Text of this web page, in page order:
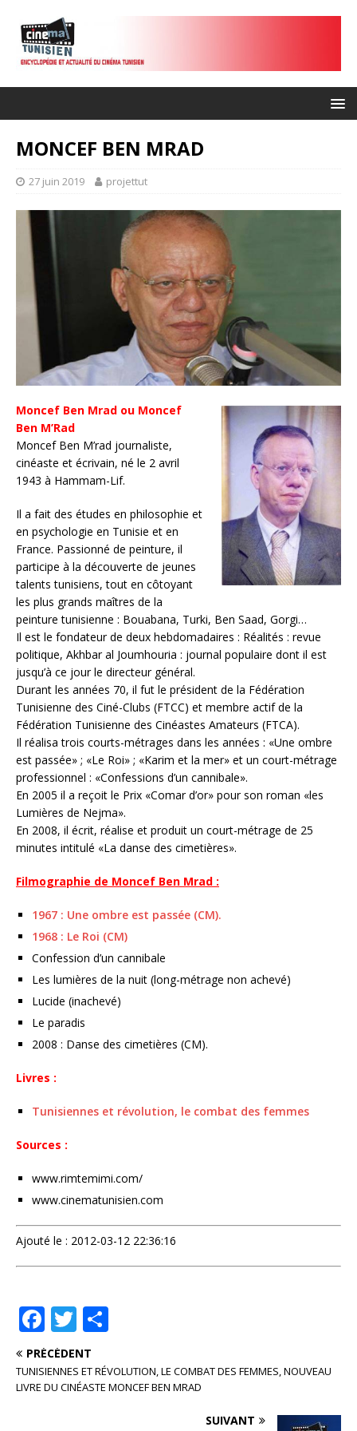
MONCEF BEN MRAD
27 juin 2019 projettut
Moncef Ben Mrad ou Moncef
Ben M’Rad
Moncef Ben M’rad journaliste,
cinéaste et écrivain, né le 2 avril
1943 à Hammam-Lif.
Il a fait des études en philosophie et
en psychologie en Tunisie et en
France. Passionné de peinture, il
participe à la découverte de jeunes
talents tunisiens, tout en côtoyant
les plus grands maîtres de la
peinture tunisienne : Bouabana, Turki, Ben Saad, Gorgi…
Il est le fondateur de deux hebdomadaires : Réalités : revue
politique, Akhbar al Joumhouria : journal populaire dont il est
jusqu’à ce jour le directeur général.
Durant les années 70, il fut le président de la Fédération
Tunisienne des Ciné-Clubs (FTCC) et membre actif de la
Fédération Tunisienne des Cinéastes Amateurs (FTCA).
Il réalisa trois courts-métrages dans les années : «Une ombre
est passée» ; «Le Roi» ; «Karim et la mer» et un court-métrage
professionnel : «Confessions d’un cannibale».
En 2005 il a reçoit le Prix «Comar d’or» pour son roman «les
Lumières de Nejma».
En 2008, il écrit, réalise et produit un court-métrage de 25
minutes intitulé «La danse des cimetières».
Filmographie de Moncef Ben Mrad :
1967 : Une ombre est passée (CM).
1968 : Le Roi (CM)
Confession d’un cannibale
Les lumières de la nuit (long-métrage non achevé)
Lucide (inachevé)
Le paradis
2008 : Danse des cimetières (CM).
Livres :
Tunisiennes et révolution, le combat des femmes
Sources :
www.rimtemimi.com/
www.cinematunisien.com
Ajouté le : 2012-03-12 22:36:16
F
a
c
e
T
w
it
te
ta
g
PRÉCÉDENT
TUNISIENNES ET RÉVOLUTION, LE COMBAT DES FEMMES, NOUVEAU
LIVRE DU CINÉASTE MONCEF BEN MRAD
SUIVANT